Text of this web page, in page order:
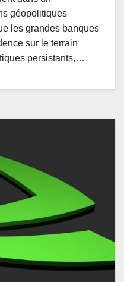
géopolitiques
les grandes banques
sur le terrain
persistants,…